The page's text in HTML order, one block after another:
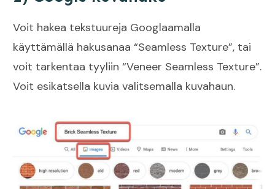
Voit hakea tekstuureja Googlaamalla
käyttämällä hakusanaa “Seamless Texture”, tai
voit tarkentaa tyyliin “Veneer Seamless Texture”.
Voit esikatsella kuvia valitsemalla kuvahaun.